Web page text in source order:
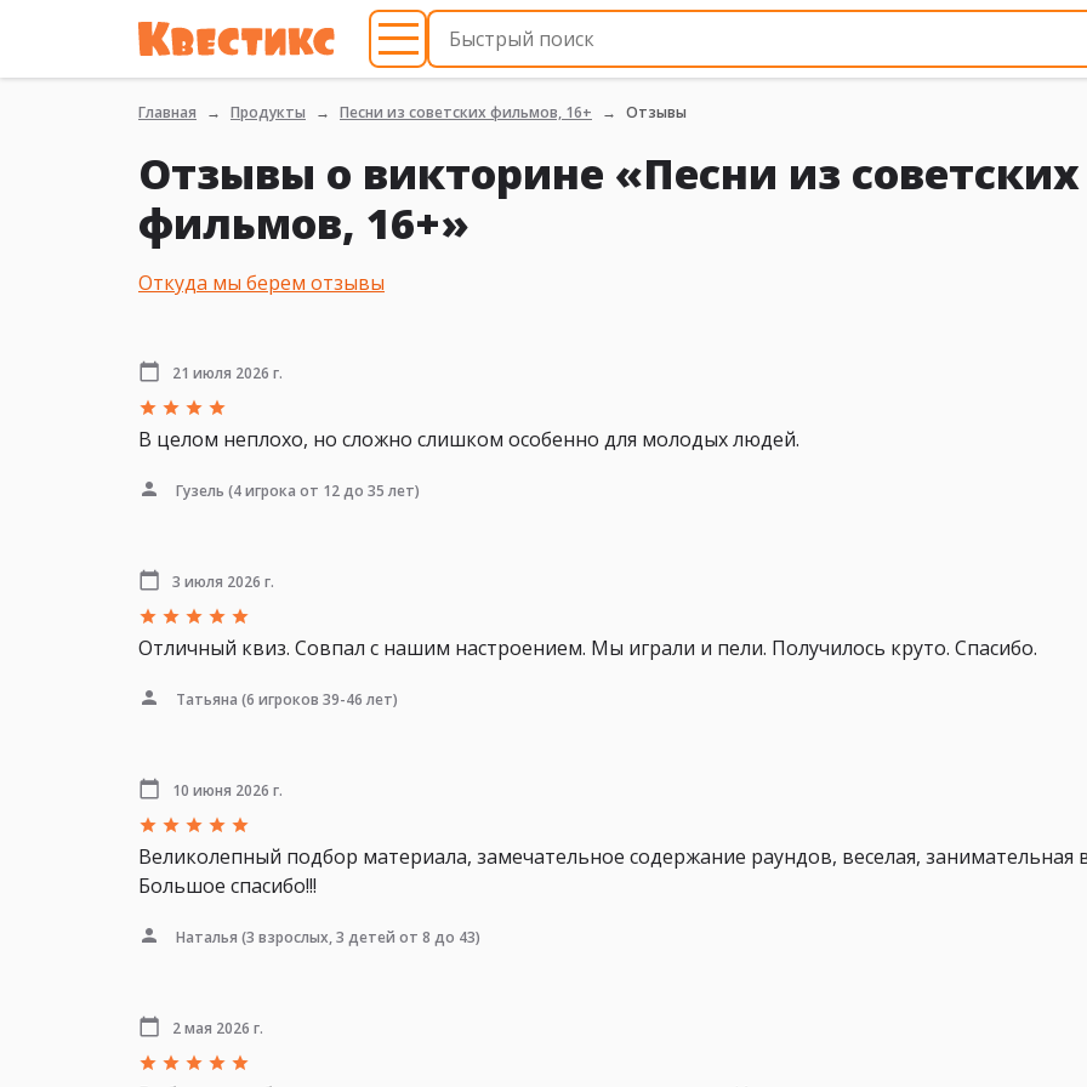
Главная Продукты Песни из советских фильмов, 16+ Отзывы
Отзывы о викторине «Песни из советских
фильмов, 16+»
Откуда мы берем отзывы
21 июля 2026 г.
В целом неплохо, но сложно слишком особенно для молодых людей.
Гузель (4 игрока от 12 до 35 лет)
3 июля 2026 г.
Отличный квиз. Совпал с нашим настроением. Мы играли и пели. Получилось круто. Спасибо.
Татьяна (6 игроков 39-46 лет)
10 июня 2026 г.
Великолепный подбор материала, замечательное содержание раундов, веселая, занимательная
Большое спасибо!!!
Наталья (3 взрослых, 3 детей от 8 до 43)
2 мая 2026 г.